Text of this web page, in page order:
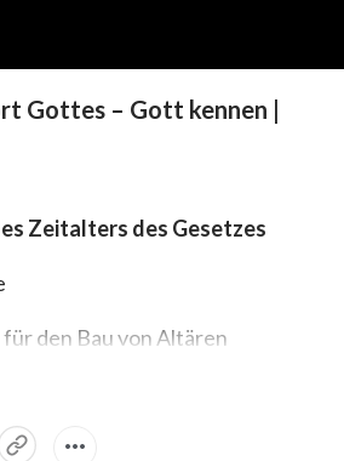
Gottes – Gott kennen |
Zeitalters des Gesetzes
den Bau von Altären
Umgang mit Knechten
und Entschädigung